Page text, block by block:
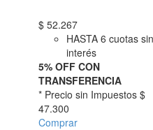
$ 52.267
HASTA 6 cuotas sin
interés
5% OFF CON
TRANSFERENCIA
* Precio sin Impuestos $
47.300
Comprar